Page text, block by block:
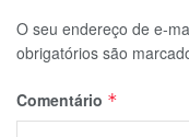
O seu endereço de e-
obrigatórios são
Comentário *